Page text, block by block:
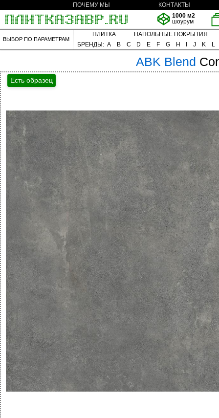
ПОЧЕМУ МЫ
КОНТАКТЫ
1000 м2
шоурум
ВЫБОР ПО ПАРАМЕТРАМ
ПЛИТКА
НАПОЛЬНЫЕ ПОКРЫТИЯ
БРЕНДЫ: A B C D E F G H J K L
ABK Blend
Есть образец